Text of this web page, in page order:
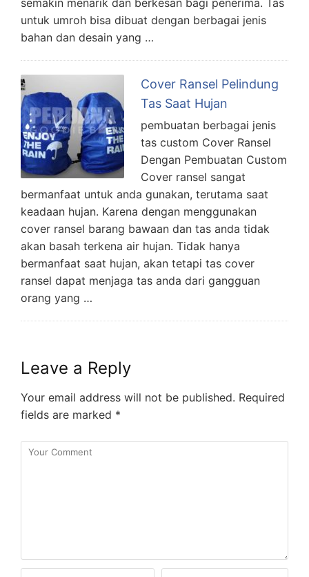
untuk umroh bisa dibuat dengan berbagai jenis
bahan dan desain yang …
Cover Ransel Pelindung
Tas Saat Hujan
pembuatan berbagai jenis
tas custom Cover Ransel
Dengan Pembuatan Custom
Cover ransel sangat
bermanfaat untuk anda gunakan, terutama saat
keadaan hujan. Karena dengan menggunakan
cover ransel barang bawaan dan tas anda tidak
akan basah terkena air hujan. Tidak hanya
bermanfaat saat hujan, akan tetapi tas cover
ransel dapat menjaga tas anda dari gangguan
orang yang …
Leave a Reply
Your email address will not be published. Required
fields are marked *